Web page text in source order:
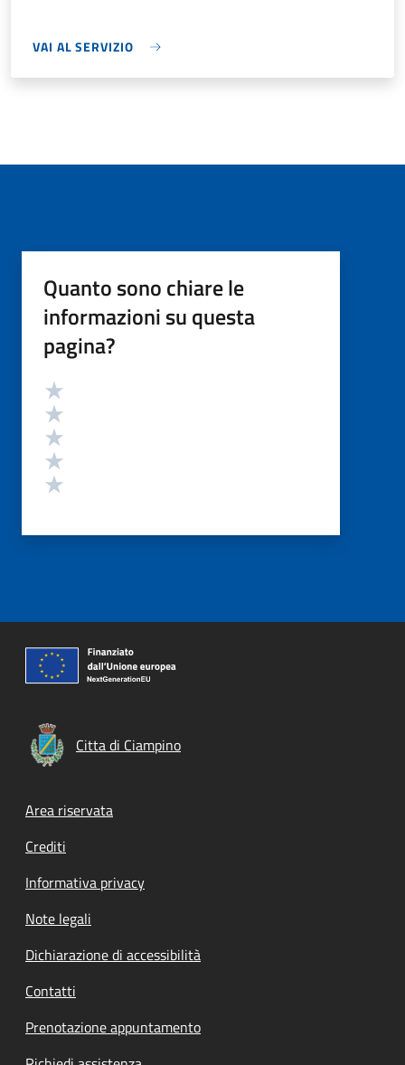
VAI AL SERVIZIO
Quanto sono chiare le
informazioni su questa
pagina?
Valutazione
Citta di Ciampino
Footer menu
Area riservata
Crediti
Informativa privacy
Note legali
Dichiarazione di accessibilità
Contatti
Prenotazione appuntamento